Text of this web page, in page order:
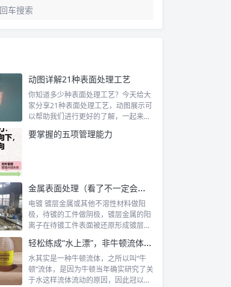
动图详解21种表面处理工艺
你知道多少种表面处理工艺？今天给大
家分享21种表面处理工艺，动图展示可
以帮助我们进行更好的了解，一起来涨
要掌握的五项管理能力
金属表面处理（看了不一定会，但不看绝对不会）
电镀 镀层金属或其他不溶性材料做阳
极，待镀的工件做阴极，镀层金属的阳
离子在待镀工件表面被还原形成镀层。
轻松练成“水上漂”，非牛顿流体你了解么？
水其实是一种牛顿流体，之所以叫“牛
顿”流体，是因为牛顿当年确实研究了关
于水这样流体流动的原因，因此冠以他